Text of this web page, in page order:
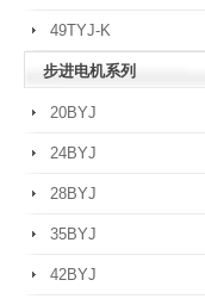
49TYJ-K
步进电机系列
20BYJ
24BYJ
28BYJ
35BYJ
42BYJ